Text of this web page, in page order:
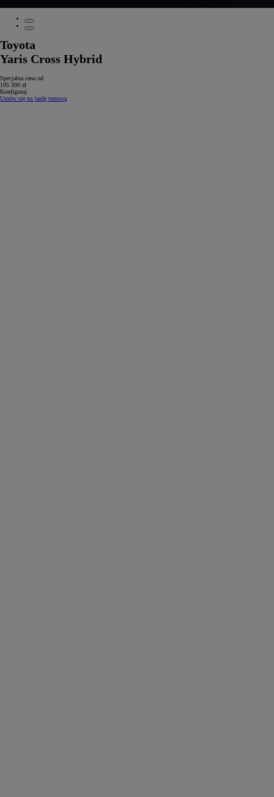
Toyota
Yaris Cross Hybrid
Specjalna cena od
105 300 zł
Konfiguruj
Umów się na jazdę testową